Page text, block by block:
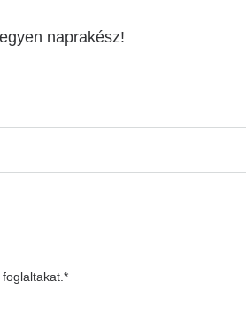
naprakész!
foglaltakat.